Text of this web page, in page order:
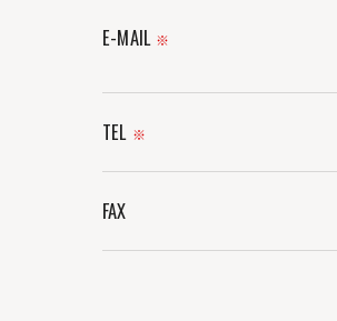
必要な情報を頂けない
当社では、お客様の個人
ご本人である事を確認
個人情報の開示･訂正･
E-MAIL ※
TEL ※
FAX